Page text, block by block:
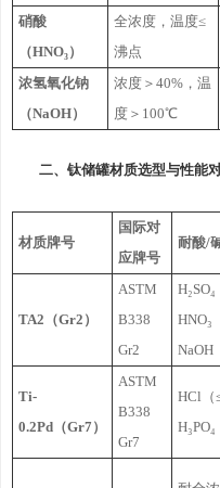
硝酸
（HNO₃）
全浓度，温度≤
沸点
浓氢氧化钠
（NaOH）
浓度＞40%，温
度＞100℃
二、钛储罐材质选型与性能
材质牌号
国际对
应牌号
耐酸/
TA2（Gr2）
ASTM
B338
Gr2
HNO₃
NaOH
Ti-
0.2Pd（Gr7）
ASTM
B338
Gr7
HCl（
H₃PO₄